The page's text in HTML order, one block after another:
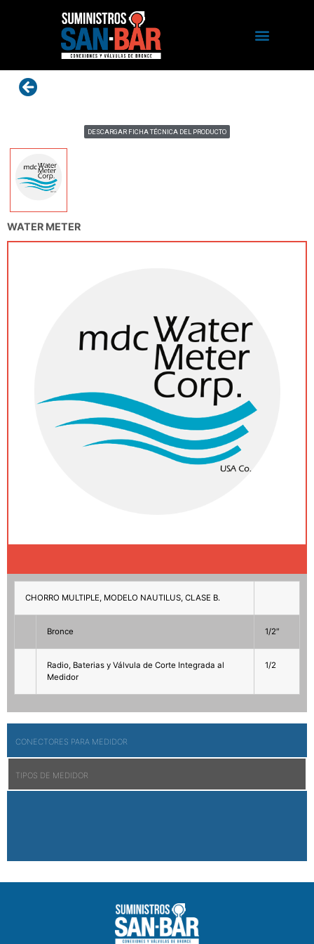
CONECTORES PARA MEDIDOR
TIPOS DE MEDIDOR
WATER METER
CHORRO MULTIPLE, MODELO NAUTILUS, CLASE B.
Bronce 1/2″
Radio, Baterias y Válvula de Corte Integrada al
Medidor
1/2
DESCARGAR FICHA TÉCNICA DEL PRODUCTO